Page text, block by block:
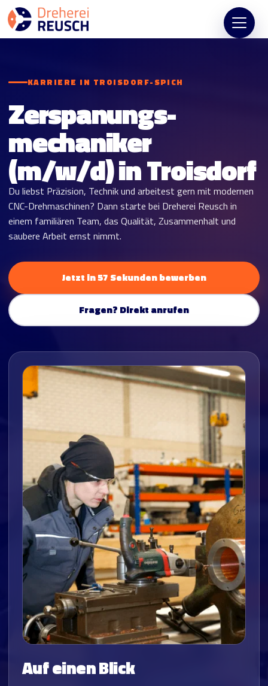
Zum
Inhalt
springen
KARRIERE IN TROISDORF-SPICH
Zerspanungs­
mechaniker
(m/w/d) in Troisdorf
Du liebst Präzision, Technik und arbeitest gern mit modernen
CNC-Drehmaschinen? Dann starte bei Dreherei Reusch in
einem familiären Team, das Qualität, Zusammenhalt und
saubere Arbeit ernst nimmt.
Jetzt in 57 Sekunden bewerben
Fragen? Direkt anrufen
Auf einen Blick